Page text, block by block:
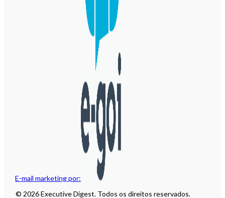
E-mail marketing por:
© 2026 Executive Digest. Todos os direitos reservados.